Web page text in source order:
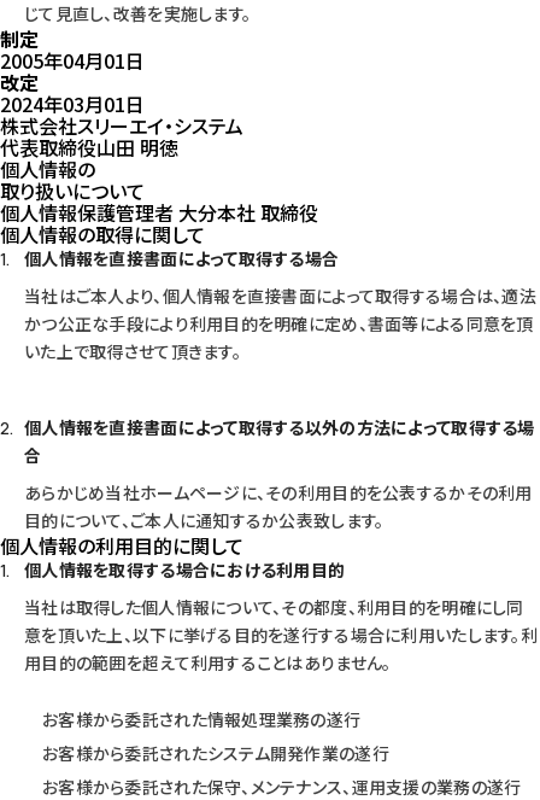
じて見直し、改善を実施します。
制定
2005年04月01日
改定
2024年03月01日
株式会社スリーエイ・システム
代表取締役山田 明徳
個人情報の
取り扱いについて
個人情報保護管理者 大分本社 取締役
個人情報の取得に関して
個人情報を直接書面によって取得する場合
当社はご本人より、個人情報を直接書面によって取得する場合は、適法
かつ公正な手段により利用目的を明確に定め、書面等による同意を頂
いた上で取得させて頂きます。
個人情報を直接書面によって取得する以外の方法によって取得する場
合
あらかじめ当社ホームページに、その利用目的を公表するかその利用
目的について、ご本人に通知するか公表致します。
個人情報の利用目的に関して
個人情報を取得する場合における利用目的
当社は取得した個人情報について、その都度、利用目的を明確にし同
意を頂いた上、以下に挙げる目的を遂行する場合に利用いたします。利
用目的の範囲を超えて利用することはありません。
お客様から委託された情報処理業務の遂行
お客様から委託されたシステム開発作業の遂行
お客様から委託された保守、メンテナンス、運用支援の業務の遂行